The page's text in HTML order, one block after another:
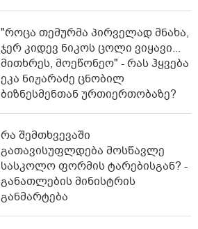
"როცა თემურმა პირველად მნახა,
ჯერ კიდევ ნიკოს ცოლი ვიყავი...
მითხრეს, მოეწონეო" - რას ჰყვება
ეკა ნიჟარაძე ცნობილ
ბიზნესმენთან ურთიერთობაზე?
რა შემთხვევაში
გათავისუფლდება მოსწავლე
სასკოლო ფორმის ტარებისგან? -
განათლების მინისტრის
განმარტება